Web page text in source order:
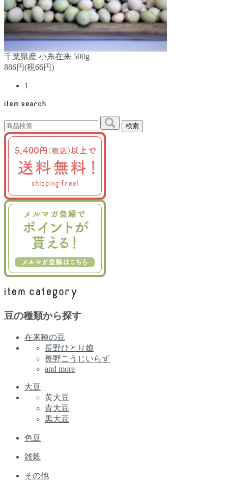
千葉県産 小糸在来 500g
886円(税66円)
1
豆の種類から探す
在来種の豆
長野ひとり娘
長野こうじいらず
and more
大豆
黄大豆
青大豆
黒大豆
色豆
雑穀
その他